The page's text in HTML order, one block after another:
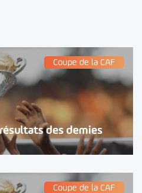
Coupe de la CAF
résultats des demies
Coupe de la CAF